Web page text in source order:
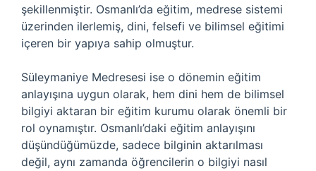
şekillenmiştir. Osmanlı’da eğitim, medrese sistemi
üzerinden ilerlemiş, dini, felsefi ve bilimsel eğitimi
içeren bir yapıya sahip olmuştur.
Süleymaniye Medresesi ise o dönemin eğitim
anlayışına uygun olarak, hem dini hem de bilimsel
bilgiyi aktaran bir eğitim kurumu olarak önemli bir
rol oynamıştır. Osmanlı’daki eğitim anlayışını
düşündüğümüzde, sadece bilginin aktarılması
değil, aynı zamanda öğrencilerin o bilgiyi nasıl